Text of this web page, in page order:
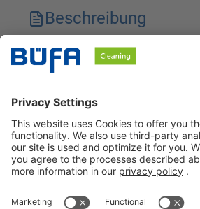
Beschreibung
Technische Merkmale
Sicherheitshinweise